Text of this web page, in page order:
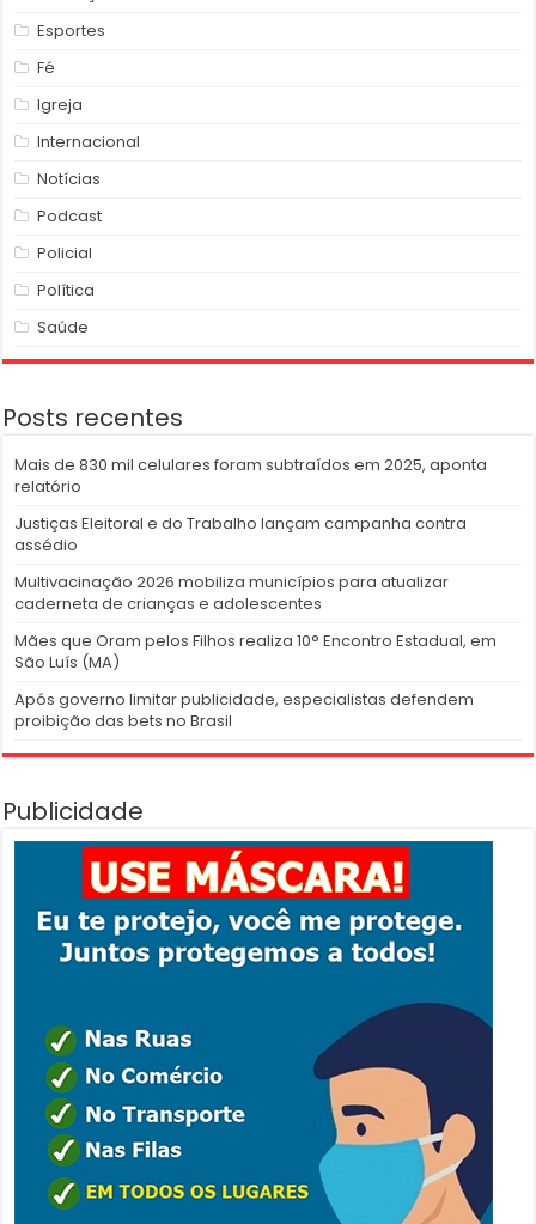
Esportes
Fé
Igreja
Internacional
Notícias
Podcast
Policial
Política
Saúde
Posts recentes
Mais de 830 mil celulares foram subtraídos em 2025, aponta
relatório
Justiças Eleitoral e do Trabalho lançam campanha contra
assédio
Multivacinação 2026 mobiliza municípios para atualizar
caderneta de crianças e adolescentes
Mães que Oram pelos Filhos realiza 10° Encontro Estadual, em
São Luís (MA)
Após governo limitar publicidade, especialistas defendem
proibição das bets no Brasil
Publicidade